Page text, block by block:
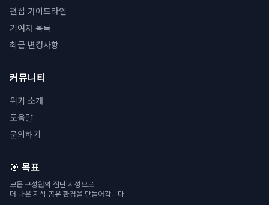
편집 가이드라인
기여자 목록
최근 변경사항
커뮤니티
위키 소개
도움말
문의하기
🎯 목표
모든 구성원의 집단 지성으로
더 나은 지식 공유 환경을 만들어갑니다.